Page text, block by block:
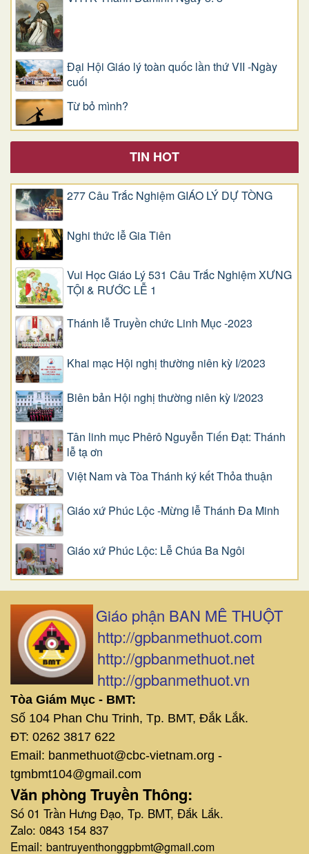
Đại Hội Giáo lý toàn quốc lần thứ VII -Ngày
cuối
Từ bỏ mình?
TIN HOT
277 Câu Trắc Nghiệm GIÁO LÝ DỰ TÒNG
Nghi thức lễ Gia Tiên
Vui Học Giáo Lý 531 Câu Trắc Nghiệm XƯNG
TỘI & RƯỚC LỄ 1
Thánh lễ Truyền chức Linh Mục -2023
Khai mạc Hội nghị thường niên kỳ I/2023
Biên bản Hội nghị thường niên kỳ I/2023
Tân linh mục Phêrô Nguyễn Tiến Đạt: Thánh
lễ tạ ơn
Việt Nam và Tòa Thánh ký kết Thỏa thuận
Giáo xứ Phúc Lộc -Mừng lễ Thánh Đa Minh
Giáo xứ Phúc Lộc: Lễ Chúa Ba Ngôi
Giáo phận BAN MÊ THUỘT
http://gpbanmethuot.com
http://gpbanmethuot.net
http://gpbanmethuot.vn
Tòa Giám Mục - BMT:
Số 104 Phan Chu Trinh, Tp. BMT, Đắk Lắk.
ĐT: 0262 3817 622
Email: banmethuot@cbc-vietnam.org -
tgmbmt104@gmail.com
Văn phòng Truyền Thông:
Số 01 Trần Hưng Đạo, Tp. BMT, Đắk Lắk.
Zalo: 0843 154 837
Email: bantruyenthonggpbmt@gmail.com